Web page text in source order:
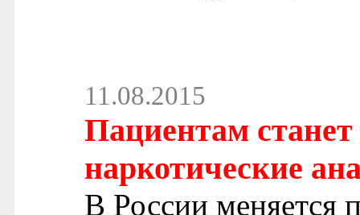
11.08.2015
Пациентам
наркотические
В России меняется